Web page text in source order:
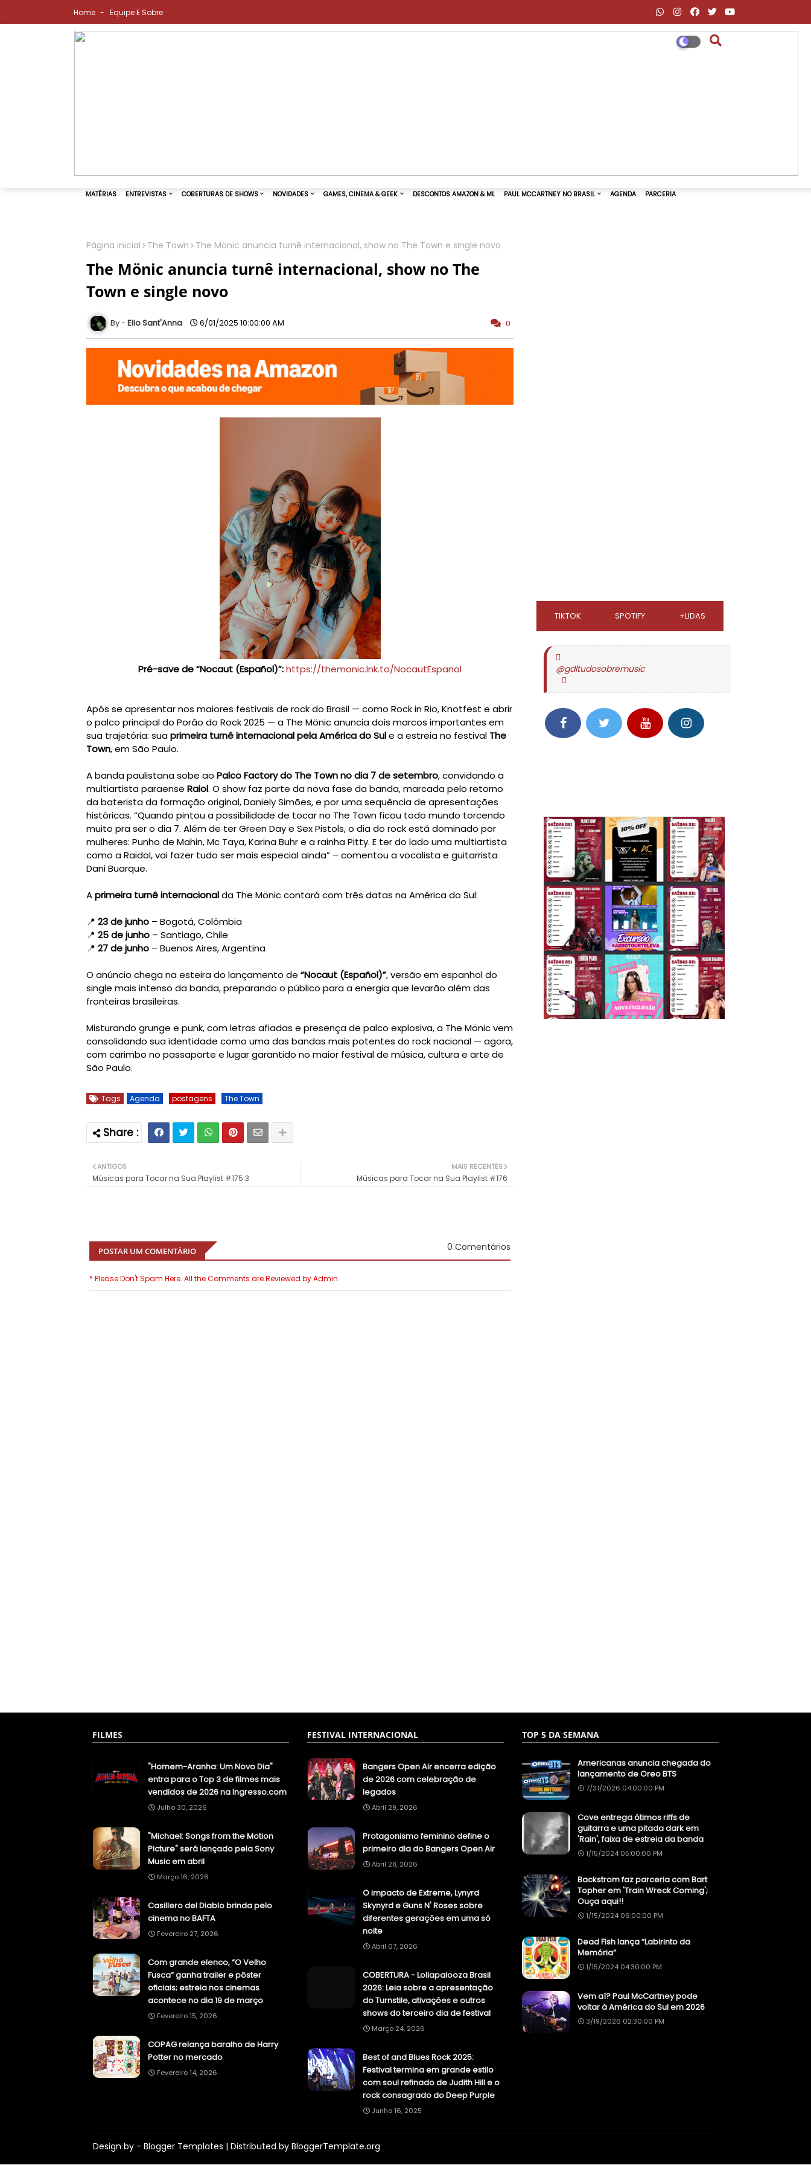
Home Equipe E Sobre
Página inicial The Town The Mönic anuncia turnê internacional, show no The Town e single novo
The Mönic anuncia turnê internacional, show no The
Town e single novo
Elio Sant'Anna 6/01/2025 10:00:00 AM 0
Pré-save de “Nocaut (Español)”:https://themonic.lnk.to/NocautEspanol
Após se apresentar nos maiores festivais de rock do Brasil — como Rock in Rio, Knotfest e abrir
o palco principal do Porão do Rock 2025 — a The Mönic anuncia dois marcos importantes em
sua trajetória: suaprimeira turnê internacional pela América do Sule a estreia no festival The
Town, em São Paulo.
A banda paulistana sobe ao Palco Factory do The Town no dia 7 de setembro, convidando a
multiartista paraense Raiol. O show faz parte da nova fase da banda, marcada pelo retorno
da baterista da formação original, Daniely Simões, e por uma sequência de apresentações
históricas. “Quando pintou a possibilidade de tocar no The Town ficou todo mundo torcendo
muito pra ser o dia 7. Além de ter Green Day e Sex Pistols, o dia do rock está dominado por
mulheres: Punho de Mahin, Mc Taya, Karina Buhr e a rainha Pitty. E ter do lado uma multiartista
como a Raidol, vai fazer tudo ser mais especial ainda” – comentou a vocalista e guitarrista
Dani Buarque.
Aprimeira turnê internacionalda The Mönic contará com três datas na América do Sul:
📍 23 de junho – Bogotá, Colômbia
📍 25 de junho – Santiago, Chile
📍 27 de junho – Buenos Aires, Argentina
O anúncio chega na esteira do lançamento de “Nocaut (Español)”, versão em espanhol do
single mais intenso da banda, preparando o público para a energia que levarão além das
fronteiras brasileiras.
Misturando grunge e punk, com letras afiadas e presença de palco explosiva, a The Mönic vem
consolidando sua identidade como uma das bandas mais potentes do rock nacional — agora,
com carimbo no passaporte e lugar garantido no maior festival de música, cultura e arte de
São Paulo.
Tags Agenda postagens The Town
MAIS RECENTES
Músicas para Tocar na Sua Playlist #176
ANTIGOS
Músicas para Tocar na Sua Playlist #175.3
POSTAR UM COMENTÁRIO 0 Comentários
* Please Don't Spam Here. All the Comments are Reviewed by Admin.
TIKTOK SPOTIFY +LIDAS
@gdltudosobremusic
FILMES
"Homem-Aranha: Um Novo Dia"
entra para o Top 3 de filmes mais
vendidos de 2026 na Ingresso.com
Julho 30, 2026
"Michael: Songs from the Motion
Picture" será lançado pela Sony
Music em abril
Março 16, 2026
Casillero del Diablo brinda pelo
cinema no BAFTA
Fevereiro 27, 2026
Com grande elenco, “O Velho
Fusca” ganha trailer e pôster
oficiais; estreia nos cinemas
acontece no dia 19 de março
Fevereiro 15, 2026
COPAG relança baralho de Harry
Potter no mercado
Fevereiro 14, 2026
FESTIVAL INTERNACIONAL
Bangers Open Air encerra edição
de 2026 com celebração de
legados
Abril 29, 2026
Protagonismo feminino define o
primeiro dia do Bangers Open Air
Abril 28, 2026
O impacto de Extreme, Lynyrd
Skynyrd e Guns N' Roses sobre
diferentes gerações em uma só
noite
Abril 07, 2026
COBERTURA - Lollapalooza Brasil
2026: Leia sobre a apresentação
do Turnstile, ativações e outros
shows do terceiro dia de festival
Março 24, 2026
Best of and Blues Rock 2025:
Festival termina em grande estilo
com soul refinado de Judith Hill e o
rock consagrado do Deep Purple
Junho 16, 2025
TOP 5 DA SEMANA
Americanas anuncia chegada do
lançamento de Oreo BTS
7/31/2026 04:00:00 PM
Cove entrega ótimos riffs de
guitarra e uma pitada dark em
'Rain', faixa de estreia da banda
1/15/2024 05:00:00 PM
Backstrom faz parceria com Bart
Topher em 'Train Wreck Coming';
Ouça aqui!!
1/15/2024 06:00:00 PM
Dead Fish lança “Labirinto da
Memória”
1/15/2024 04:30:00 PM
Vem aí? Paul McCartney pode
voltar à América do Sul em 2026
3/19/2026 02:30:00 PM
Design by - Blogger Templates | Distributed by BloggerTemplate.org